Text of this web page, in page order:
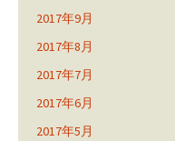
2017年9月
2017年8月
2017年7月
2017年6月
2017年5月